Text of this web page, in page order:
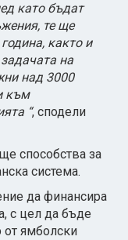
като бъдат
те ще
както и
на
над 3000
към
“, сподели
способства за
система.
да финансира
с цел да бъде
ямболски